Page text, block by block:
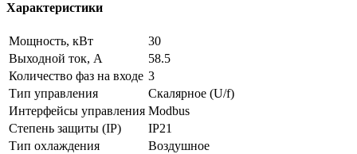
Характеристики
Мощность, кВт
30
Выходной ток, А
58.5
Количество фаз на входе 3
Тип управления
Скалярное (U/f)
Интерфейсы управления Modbus
Степень защиты (IP)
IP21
Тип охлаждения
Воздушное